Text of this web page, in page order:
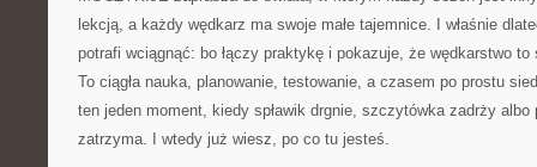
lekcją, a każdy wędkarz ma swoje małe tajemnice. I właśnie
potrafi wciągnąć: bo łączy praktykę i pokazuje, że wędkarstwo
To ciągła nauka, planowanie, testowanie, a czasem po prostu
ten jeden moment, kiedy spławik drgnie, szczytówka zadrży albo
zatrzyma. I wtedy już wiesz, po co tu jesteś.